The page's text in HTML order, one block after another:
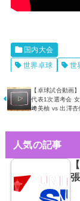
国内大会
世界卓球
世
【卓球試合動画
代表1次選考会
﨑美柚 vs 出澤杏
人気の記事